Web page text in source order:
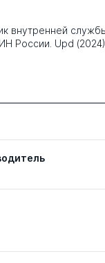
внутренней
России. Upd